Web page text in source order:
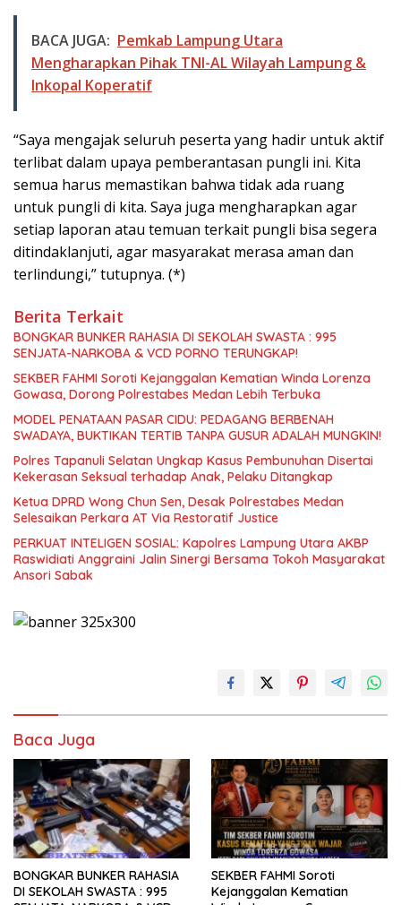
BACA JUGA: Pemkab Lampung Utara
Mengharapkan Pihak TNI-AL Wilayah Lampung &
Inkopal Koperatif
“Saya mengajak seluruh peserta yang hadir untuk aktif
terlibat dalam upaya pemberantasan pungli ini. Kita
semua harus memastikan bahwa tidak ada ruang
untuk pungli di kita. Saya juga mengharapkan agar
setiap laporan atau temuan terkait pungli bisa segera
ditindaklanjuti, agar masyarakat merasa aman dan
terlindungi,” tutupnya. (*)
Berita Terkait
BONGKAR BUNKER RAHASIA DI SEKOLAH SWASTA : 995
SENJATA-NARKOBA & VCD PORNO TERUNGKAP!
SEKBER FAHMI Soroti Kejanggalan Kematian Winda Lorenza
Gowasa, Dorong Polrestabes Medan Lebih Terbuka
MODEL PENATAAN PASAR CIDU: PEDAGANG BERBENAH
SWADAYA, BUKTIKAN TERTIB TANPA GUSUR ADALAH MUNGKIN!
Polres Tapanuli Selatan Ungkap Kasus Pembunuhan Disertai
Kekerasan Seksual terhadap Anak, Pelaku Ditangkap
Ketua DPRD Wong Chun Sen, Desak Polrestabes Medan
Selesaikan Perkara AT Via Restoratif Justice
PERKUAT INTELIGEN SOSIAL: Kapolres Lampung Utara AKBP
Raswidiati Anggraini Jalin Sinergi Bersama Tokoh Masyarakat
Ansori Sabak
Baca Juga
BONGKAR BUNKER RAHASIA
DI SEKOLAH SWASTA : 995
SEKBER FAHMI Soroti
Kejanggalan Kematian